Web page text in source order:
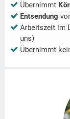
Übernimmt
Entsendung
Arbeitszeit im
uns)
Übernimmt